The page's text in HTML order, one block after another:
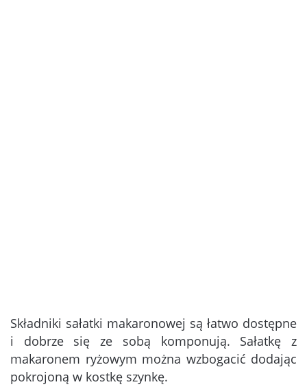
Składniki sałatki makaronowej są łatwo dostępne
i dobrze się ze sobą komponują. Sałatkę z
makaronem ryżowym można wzbogacić dodając
pokrojoną w kostkę szynkę.